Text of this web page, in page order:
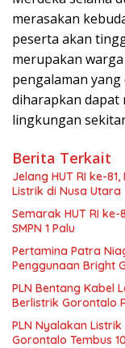
merasakan
peserta akan
merupakan
pengalaman
diharapkan dapat
lingkungan
Berita Terkait
Jelang HUT RI ke-
Listrik di Nusa Utara
Semarak HUT RI
SMPN 1 Palu
Pertamina Patra
Penggunaan Bright
PLN Bentang Kabel
Berlistrik Gorontalo
PLN Nyalakan
Gorontalo Tembus